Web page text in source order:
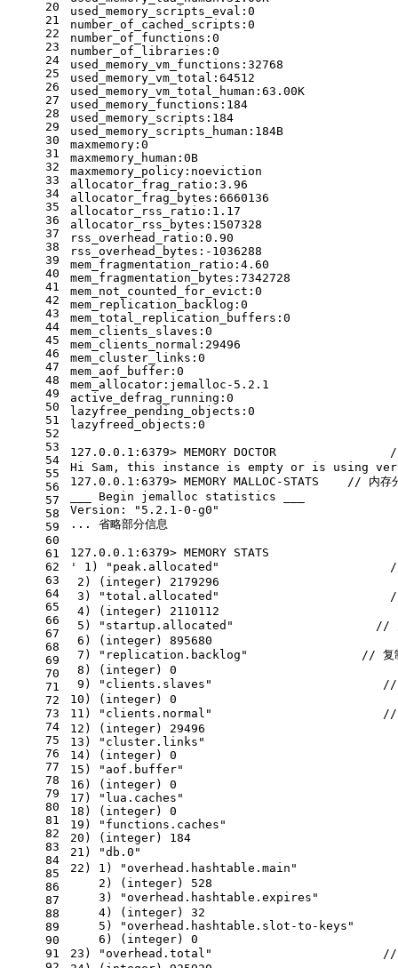
20
21
22
23
24
25
26
27
28
29
30
31
32
33
34
35
36
37
38
39
40
41
42
43
44
45
46
47
48
49
50
51
52
53
54
55
56
57
58
59
60
61
62
63
64
65
66
67
68
69
70
71
72
73
74
75
76
77
78
79
80
81
82
83
84
85
86
87
88
89
90
91
used_memory_scripts_eval:0
number_of_cached_scripts:0
number_of_functions:0
number_of_libraries:0
used_memory_vm_functions:32768
used_memory_vm_total:64512
used_memory_vm_total_human:63.00K
used_memory_functions:184
used_memory_scripts:184
used_memory_scripts_human:184B
maxmemory:0
maxmemory_human:0B
maxmemory_policy:noeviction
allocator_frag_ratio:3.96
allocator_frag_bytes:6660136
allocator_rss_ratio:1.17
allocator_rss_bytes:1507328
rss_overhead_ratio:0.90
rss_overhead_bytes:-1036288
mem_fragmentation_ratio:4.60
mem_fragmentation_bytes:7342728
mem_not_counted_for_evict:0
mem_replication_backlog:0
mem_total_replication_buffers:0
mem_clients_slaves:0
mem_clients_normal:29496
mem_cluster_links:0
mem_aof_buffer:0
mem_allocator:jemalloc-5.2.1
active_defrag_running:0
lazyfree_pending_objects:0
lazyfreed_objects:0
127.0.0.1:6379> MEMORY DOCTOR                //
Hi Sam, this instance is empty or is using
127.0.0.1:6379> MEMORY MALLOC-STATS    // 内存
___ Begin jemalloc statistics ___
Version: "5.2.1-0-g0"
... 省略部分信息
127.0.0.1:6379> MEMORY STATS
' 1) "peak.allocated"                        //
2) (integer) 2179296
3) "total.allocated"                        // 分配器分
4) (integer) 2110112
5) "startup.allocated"                    // 启动时
6) (integer) 895680
7) "replication.backlog"                // 复制积
8) (integer) 0
9) "clients.slaves"                        // 主从复制
10) (integer) 0
11) "clients.normal"                        // 除从节点
12) (integer) 29496
13) "cluster.links"
14) (integer) 0
15) "aof.buffer"                                // AOF持
16) (integer) 0
17) "lua.caches"
18) (integer) 0
19) "functions.caches"
20) (integer) 184
21) "db.0"
22) 1) "overhead.hashtable.main"
    2) (integer) 528
3) "overhead.hashtable.expires"
    4) (integer) 32
    5) "overhead.hashtable.slot-to-keys"
    6) (integer) 0
23) "overhead.total"                        // 等